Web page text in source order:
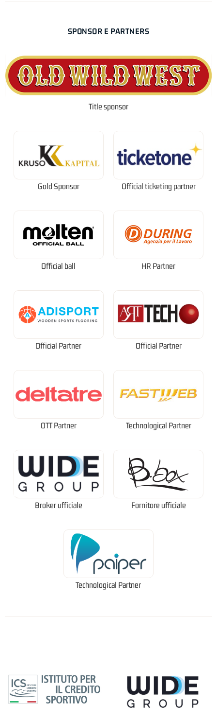
SPONSOR E PARTNERS
Title sponsor
Gold Sponsor Official ticketing partner
Official ball HR Partner
Official Partner Official Partner
OTT Partner Technological Partner
Broker ufficiale Fornitore ufficiale
Technological Partner